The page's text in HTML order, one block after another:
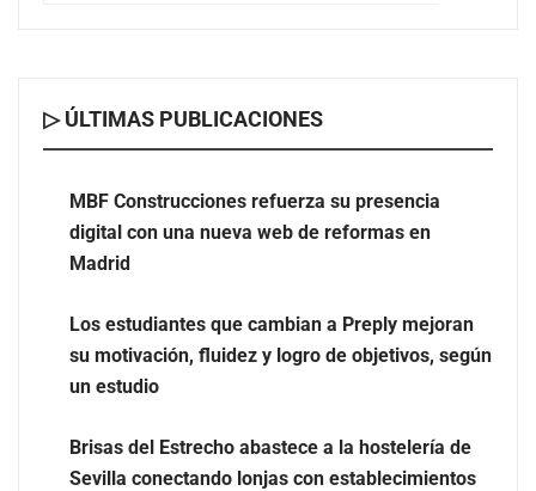
MBF Construcciones refuerza su presencia digital con
▷ ÚLTIMAS PUBLICACIONES
MBF Construcciones refuerza su presencia
digital con una nueva web de reformas en
Madrid
Los estudiantes que cambian a Preply mejoran
su motivación, fluidez y logro de objetivos, según
un estudio
Brisas del Estrecho abastece a la hostelería de
Sevilla conectando lonjas con establecimientos